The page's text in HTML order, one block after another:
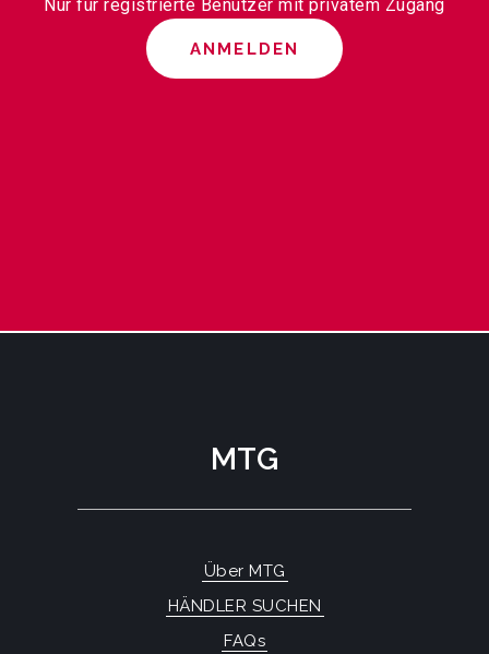
Nur für registrierte Benutzer mit privatem Zugang
ANMELDEN
MTG
Über MTG
HÄNDLER SUCHEN
FAQs